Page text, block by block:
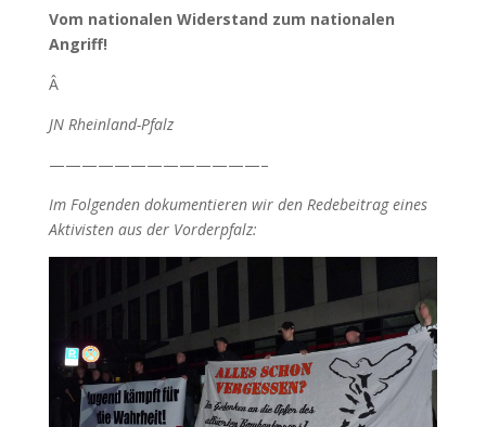
Vom nationalen Widerstand zum nationalen
Angriff!
Â
JN Rheinland-Pfalz
—————————————–
Im Folgenden dokumentieren wir den Redebeitrag eines
Aktivisten aus der Vorderpfalz: